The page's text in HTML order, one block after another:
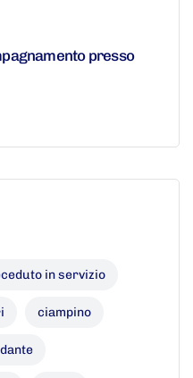
presso
in servizio
ciampino